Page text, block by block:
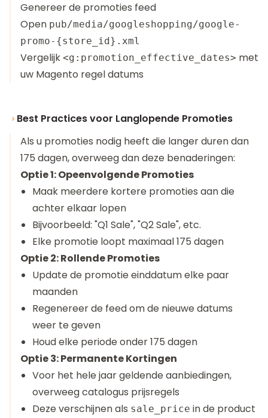
Genereer de promoties feed
Open pub/media/googleshopping/google-
promo-{store_id}.xml
Vergelijk <g:promotion_effective_dates> met
uw Magento regel datums
Best Practices voor Langlopende Promoties
Als u promoties nodig heeft die langer duren dan
175 dagen, overweeg dan deze benaderingen:
Optie 1: Opeenvolgende Promoties
Maak meerdere kortere promoties aan die
achter elkaar lopen
Bijvoorbeeld: "Q1 Sale", "Q2 Sale", etc.
Elke promotie loopt maximaal 175 dagen
Optie 2: Rollende Promoties
Update de promotie einddatum elke paar
maanden
Regenereer de feed om de nieuwe datums
weer te geven
Houd elke periode onder 175 dagen
Optie 3: Permanente Kortingen
Voor het hele jaar geldende aanbiedingen,
overweeg catalogus prijsregels
Deze verschijnen als sale_price in de product